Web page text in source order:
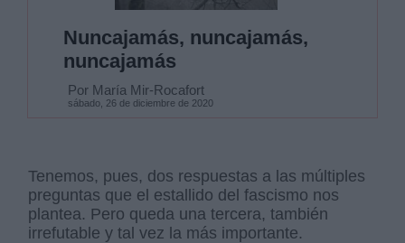
Nuncajamás, nuncajamás,
nuncajamás
Por María Mir-Rocafort
sábado, 26 de diciembre de 2020
Tenemos, pues, dos respuestas a las múltiples
preguntas que el estallido del fascismo nos
plantea. Pero queda una tercera, también
irrefutable y tal vez la más importante.